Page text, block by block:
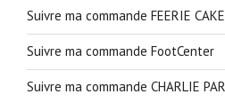
Suivre ma commande FEERIE CAKE
Suivre ma commande FootCenter
Suivre ma commande CHARLIE